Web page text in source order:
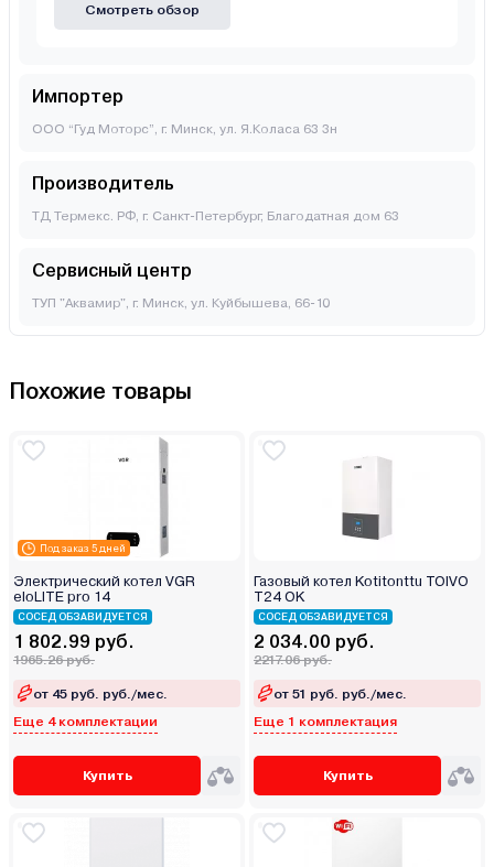
Смотреть обзор
Импортер
ООО “Гуд Моторс”, г. Минск, ул. Я.Коласа 63 3н
Производитель
ТД Термекс. РФ, г. Санкт-Петербург, Благодатная дом 63
Сервисный центр
ТУП "Аквамир", г. Минск, ул. Куйбышева, 66-10
Похожие товары
Под заказ 5 дней
Электрический котел VGR
eloLITE pro 14
СОСЕД ОБЗАВИДУЕТСЯ
1 802.99 руб.
1965.26 руб.
от 45 руб. руб./мес.
Еще 4 комплектации
Купить
Газовый котел Kotitonttu TOIVO
T24 OK
СОСЕД ОБЗАВИДУЕТСЯ
2 034.00 руб.
2217.06 руб.
от 51 руб. руб./мес.
Еще 1 комплектация
Купить